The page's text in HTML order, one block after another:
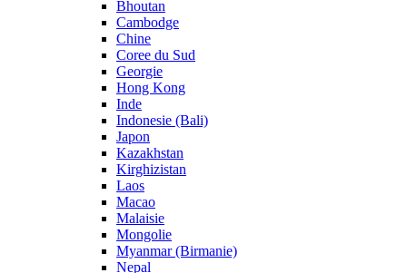
Bhoutan
Cambodge
Chine
Coree du Sud
Georgie
Hong Kong
Inde
Indonesie (Bali)
Japon
Kazakhstan
Kirghizistan
Laos
Macao
Malaisie
Mongolie
Myanmar (Birmanie)
Nepal